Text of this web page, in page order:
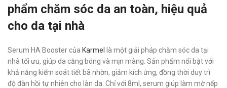
phẩm chăm sóc da an toàn, hiệu quả
cho da tại nhà
Serum HA Booster của Karmel
là một giải pháp chăm sóc da tại
nhà tối ưu, giúp da căng bóng và mịn màng. Sản phẩm nổi bật với
khả năng kiểm soát tiết bã nhờn, giảm kích ứng, đồng thời duy trì
độ đàn hồi tự nhiên cho làn da. Chỉ với 8ml, serum giúp làm mờ nếp